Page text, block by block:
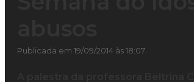
Publicada em 19/09/2014 às 18:07